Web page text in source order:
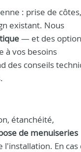
: prise de côtes,
existant. Nous
— et des
à vos besoins
des conseils
étanchéité,
de menuiseries
En cas